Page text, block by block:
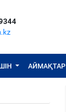
АЙМАҚТАР